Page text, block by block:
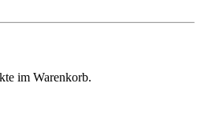
im Warenkorb.